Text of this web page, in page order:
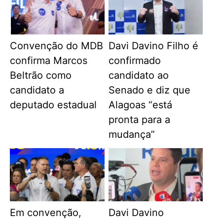
Convenção do MDB
confirma Marcos
Beltrão como
candidato a
deputado estadual
Davi Davino Filho é
confirmado
candidato ao
Senado e diz que
Alagoas “está
pronta para a
mudança”
Em convenção,
Davi Davino